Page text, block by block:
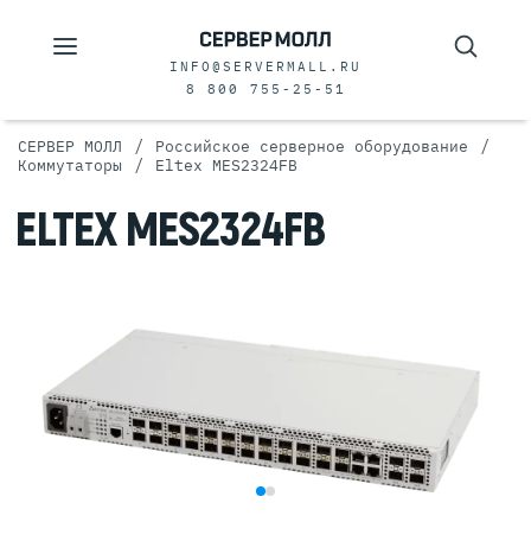
INFO@SERVERMALL.RU
8 800 755-25-51
СЕРВЕР МОЛЛ / Российское серверное оборудование /
Коммутаторы / Eltex MES2324FB
ELTEX MES2324FB